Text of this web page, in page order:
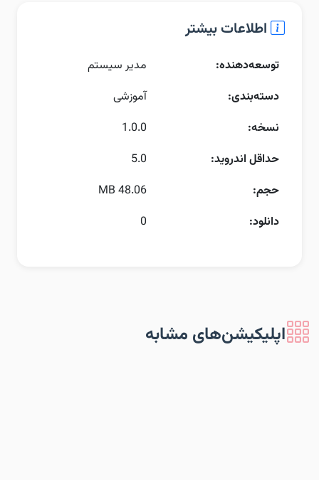
اطلاعات بیشتر
توسعه‌دهنده:
مدیر سیستم
دسته‌بندی:
آموزشی
نسخه:
1.0.0
حداقل اندروید:
5.0
حجم:
48.06 MB
دانلود:
0
اپلیکیشن‌های مشابه